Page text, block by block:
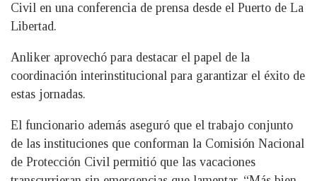
Civil en una conferencia de prensa desde el Puerto de La
Libertad.
Anliker aprovechó para destacar el papel de la
coordinación interinstitucional para garantizar el éxito de
estas jornadas.
El funcionario además aseguró que el trabajo conjunto
de las instituciones que conforman la Comisión Nacional
de Protección Civil permitió que las vacaciones